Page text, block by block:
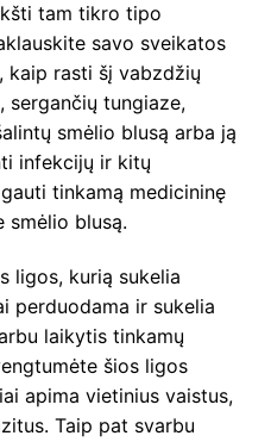
tam tikro tipo
savo sveikatos
kaip rasti šį vabzdžių
sergančių tungiaze,
smėlio blusą arba ją
infekcijų ir kitų
tinkamą medicininę
smėlio blusą.
ligos, kurią sukelia
perduodama ir sukelia
laikytis tinkamų
šios ligos
apima vietinius vaistus,
Taip pat svarbu